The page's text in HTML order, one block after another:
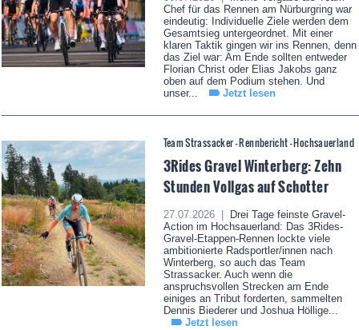
Chef für das Rennen am Nürburgring war
eindeutig: Individuelle Ziele werden dem
Gesamtsieg untergeordnet. Mit einer
klaren Taktik gingen wir ins Rennen, denn
das Ziel war: Am Ende sollten entweder
Florian Christ oder Elias Jakobs ganz
oben auf dem Podium stehen. Und
unser...
Jetzt lesen
Team Strassacker - Rennbericht - Hochsauerland
3Rides Gravel Winterberg: Zehn
Stunden Vollgas auf Schotter
27.07.2026 |
Drei Tage feinste Gravel-
Action im Hochsauerland: Das 3Rides-
Gravel-Etappen-Rennen lockte viele
ambitionierte Radsportler/innen nach
Winterberg, so auch das Team
Strassacker. Auch wenn die
anspruchsvollen Strecken am Ende
einiges an Tribut forderten, sammelten
Dennis Biederer und Joshua Höllige...
Jetzt lesen